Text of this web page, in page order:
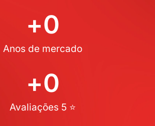
Anos de mercado
+0
Avaliações 5 ⭐
+0